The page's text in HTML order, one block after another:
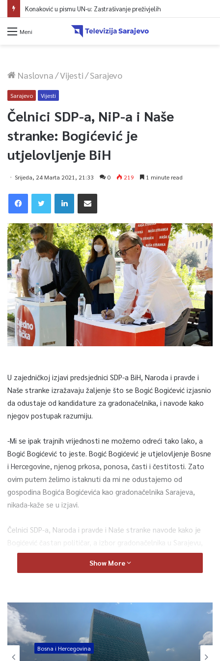
Konaković u pismu UN-u: Zastrašivanje preživjelih
Meni
Naslovna/Vijesti/Sarajevo
Sarajevo Vijesti
Čelnici SDP-a, NiP-a i Naše
stranke: Bogićević je
utjelovljenje BiH
Srijeda, 24 Marta 2021, 21:33 0 219 1 minute read
U zajedničkoj izjavi predsjednici SDP-a BiH, Naroda i pravde i
Naše stranke izražavaju žaljenje što se Bogić Bogićević izjasnio
da odustaje od kandidature za gradonačelnika, i navode kako
njegov postupak razumiju.
-Mi se ipak trajnih vrijednosti ne možemo odreći tako lako, a
Bogić Bogićević to jeste. Bogić Bogićević je utjelovljenje Bosne
i Hercegovine, njenog prkosa, ponosa, časti i čestitosti. Zato
ovim putem želimo istaknuti da mi ne odustajemo od
gospodina Bogića Bogićevića kao gradonačelnika Sarajeva,
nikada-kaže se u izjavi.
Čelnici SDP-a, Naroda i pravde i Naše stranke navode kako je
Bogićević častan političar, a izbor gradonačelnika u Sarajevu,
kada uključuje “mračnjake koji se hvale mafijaškim metodama
kupovina i ucjena, niti ima veze sa čašću niti s politikom”.
To je proces čije kretanje nečasnim radnjama usmjerava SDA.
Shvatamo u potpunosti da gospodinu Bogićeviću ne treba da
bude predmet prljavih igara beskrupuloznih mešetara i
moralnih nakaza. Ovo je njegovo drugo veliko ne. Prvo nam je
umnogome pomoglo da naša zemlja ostane naša, a drugo
Show More
Bosna i Hercegovina